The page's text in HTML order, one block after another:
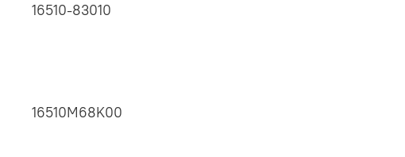
16510-83010
16510M68K00